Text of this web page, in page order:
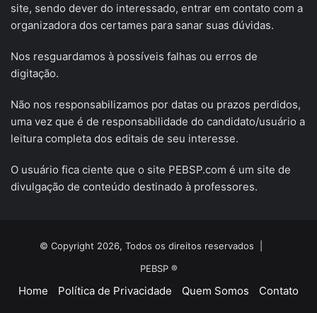
site, sendo dever do interessado, entrar em contato com a
organizadora dos certames para sanar suas dúvidas.
Nos resguardamos à possíveis falhas ou erros de
digitação.
Não nos responsabilizamos por datas ou prazos perdidos,
uma vez que é de responsabilidade do candidato/usuário a
leitura completa dos editais de seu interesse.
O usuário fica ciente que o site PEBSP.com é um site de
divulgação de conteúdo destinado à professores.
© Copyright 2026, Todos os direitos reservados |
PEBSP ®
Home Política de Privacidade Quem Somos Contato